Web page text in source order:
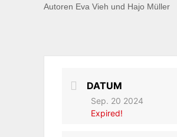
Autoren Eva Vieh und Hajo Müller
DATUM
Sep. 20 2024
Expired!